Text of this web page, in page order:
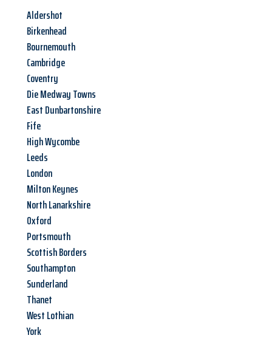
Aldershot
Birkenhead
Bournemouth
Cambridge
Coventry
Die Medway Towns
East Dunbartonshire
Fife
High Wycombe
Leeds
London
Milton Keynes
North Lanarkshire
Oxford
Portsmouth
Scottish Borders
Southampton
Sunderland
Thanet
West Lothian
York